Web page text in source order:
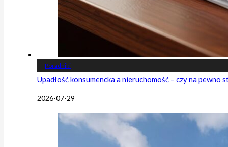
Poradniki
Upadłość konsumencka a nieruchomość – czy na pewno
2026-07-29